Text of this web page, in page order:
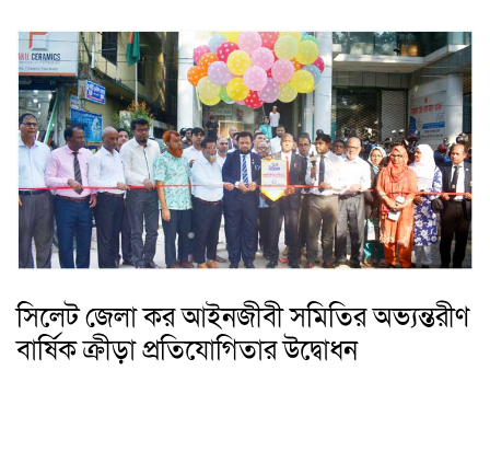
সিলেট জেলা কর আইনজীবী সমিতির অভ্যন্তরীণ
বার্ষিক ক্রীড়া প্রতিযোগিতার উদ্বোধন